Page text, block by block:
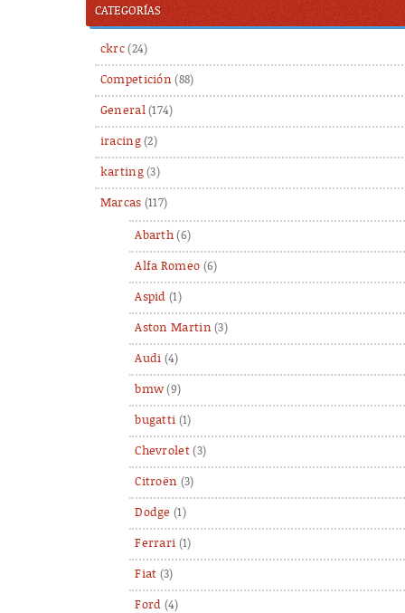
CATEGORÍAS
ckrc(24)
Competición (88)
General(174)
iracing(2)
karting(3)
Marcas (117)
Abarth (6)
Alfa Romeo (6)
Aspid (1)
Aston Martin (3)
Audi (4)
bmw (9)
bugatti (1)
Chevrolet(3)
Citroën (3)
Dodge (1)
Ferrari (1)
Fiat (3)
Ford (4)